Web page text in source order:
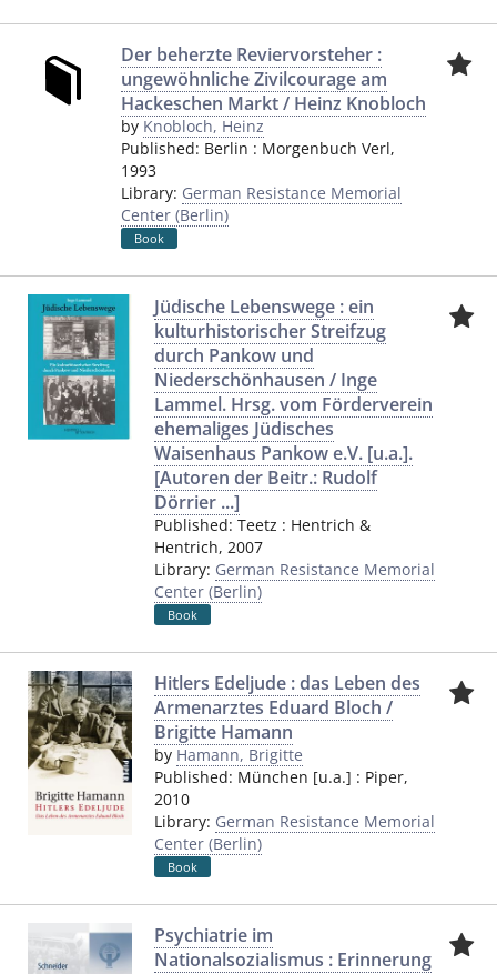
Der beherzte Reviervorsteher :
ungewöhnliche Zivilcourage am
Hackeschen Markt / Heinz Knobloch
by Knobloch, Heinz
Published: Berlin : Morgenbuch Verl,
1993
Library: German Resistance Memorial
Center (Berlin)
Book
Jüdische Lebenswege : ein
kulturhistorischer Streifzug
durch Pankow und
Niederschönhausen / Inge
Lammel. Hrsg. vom Förderverein
ehemaliges Jüdisches
Waisenhaus Pankow e.V. [u.a.].
[Autoren der Beitr.: Rudolf
Dörrier ...]
Published: Teetz : Hentrich &
Hentrich, 2007
Library: German Resistance Memorial
Center (Berlin)
Book
Hitlers Edeljude : das Leben des
Armenarztes Eduard Bloch /
Brigitte Hamann
by Hamann, Brigitte
Published: München [u.a.] : Piper,
2010
Library: German Resistance Memorial
Center (Berlin)
Book
Psychiatrie im
Nationalsozialismus : Erinnerung